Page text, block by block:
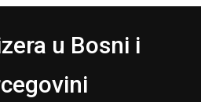
u Bosni i